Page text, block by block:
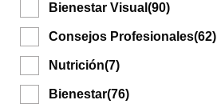
Bienestar Visual (90)
Consejos Profesionales(62)
Nutrición(7)
Bienestar(76)